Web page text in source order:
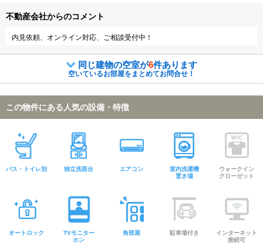
不動産会社からのコメント
内見依頼、オンライン対応、ご相談受付中！
同じ建物の空室が6件あります
空いているお部屋をまとめてお問合せ！
この物件にある人気の設備・特徴
バス・トイレ別 独立洗面台 エアコン
室内洗濯機
置き場
ウォークイン
クローゼット
オートロック
TVモニター
ホン
角部屋 駐車場付き
インターネット
接続可